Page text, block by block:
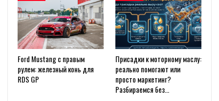
Ford Mustang с правым
рулем: железный конь для
RDS GP
Присадки к моторному маслу:
реально помогают или
просто маркетинг?
Разбираемся без…